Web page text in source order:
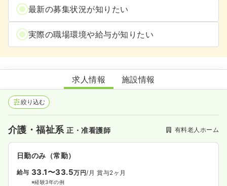
最新の募集状況が知りたい
実際の職場環境や給与が知りたい
ベストライフ川越
求人情報 施設情報
絞り込む
介護・福祉系正・准看護師 有料老人ホーム
日勤のみ（常勤）
給与 33.1〜33.5万円/月 賞与2ヶ月
※経験3年の例